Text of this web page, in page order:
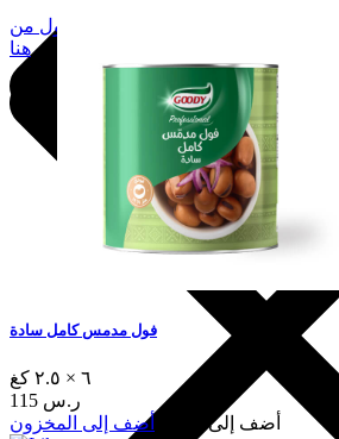
هذا إلى المفضلة.
سجّل الدخول من
هنا
فول مدمس كامل سادة
٦ × ٢.٥ كغ
115 ر.س
أضف إلى السلة
أضف إلى المخزون